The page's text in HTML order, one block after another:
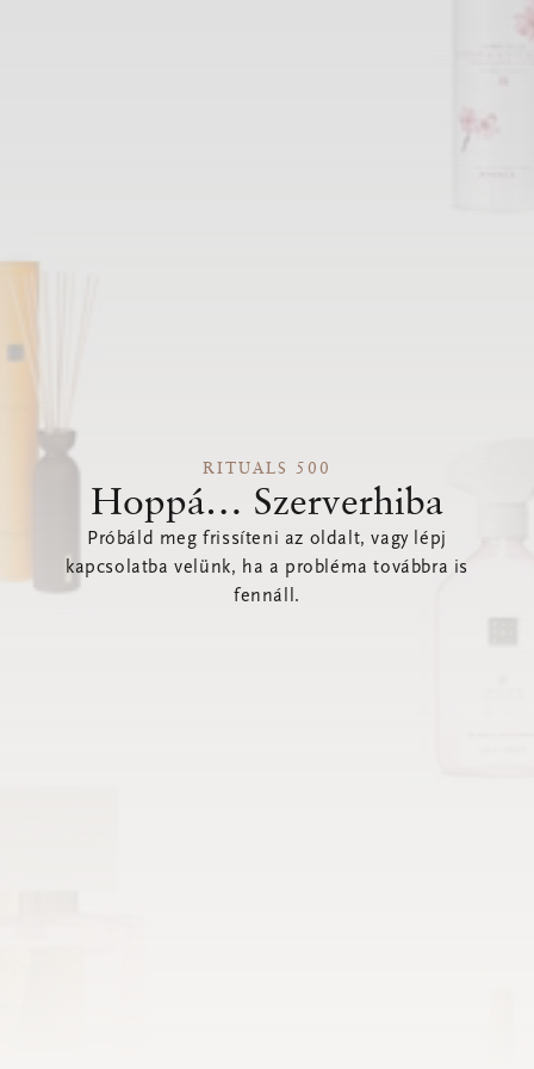
RITUALS 500
Hoppá… Szerverhiba
Próbáld meg frissíteni az oldalt, vagy lépj
kapcsolatba velünk, ha a probléma továbbra is
fennáll.